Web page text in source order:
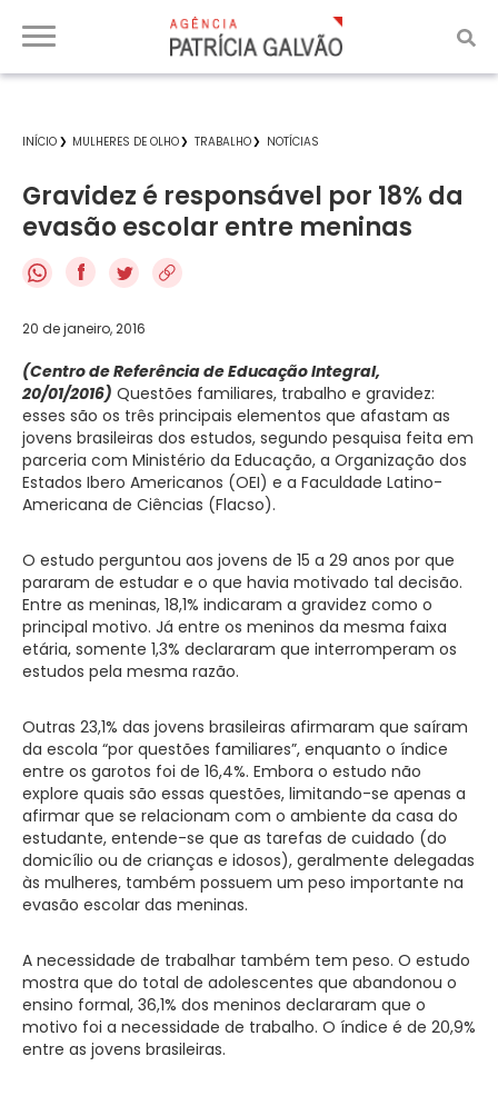
INÍCIO MULHERES DE OLHO TRABALHO NOTÍCIAS
Gravidez é responsável por 18% da
evasão escolar entre meninas
f
20 de janeiro, 2016
(Centro de Referência de Educação Integral,
20/01/2016) Questões familiares, trabalho e gravidez:
esses são os três principais elementos que afastam as
jovens brasileiras dos estudos, segundo pesquisa feita em
parceria com Ministério da Educação, a Organização dos
Estados Ibero Americanos (OEI) e a Faculdade Latino-
Americana de Ciências (Flacso).
O estudo perguntou aos jovens de 15 a 29 anos por que
pararam de estudar e o que havia motivado tal decisão.
Entre as meninas, 18,1% indicaram a gravidez como o
principal motivo. Já entre os meninos da mesma faixa
etária, somente 1,3% declararam que interromperam os
estudos pela mesma razão.
Outras 23,1% das jovens brasileiras afirmaram que saíram
da escola “por questões familiares”, enquanto o índice
entre os garotos foi de 16,4%. Embora o estudo não
explore quais são essas questões, limitando-se apenas a
afirmar que se relacionam com o ambiente da casa do
estudante, entende-se que as tarefas de cuidado (do
domicílio ou de crianças e idosos), geralmente delegadas
às mulheres, também possuem um peso importante na
evasão escolar das meninas.
A necessidade de trabalhar também tem peso. O estudo
mostra que do total de adolescentes que abandonou o
ensino formal, 36,1% dos meninos declararam que o
motivo foi a necessidade de trabalho. O índice é de 20,9%
entre as jovens brasileiras.